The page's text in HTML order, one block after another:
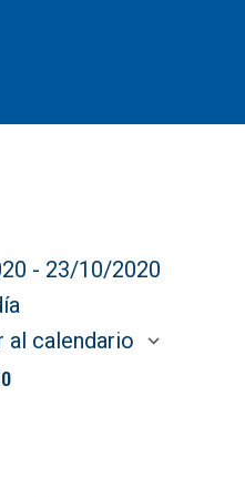
- 23/10/2020
al calendario
ICS